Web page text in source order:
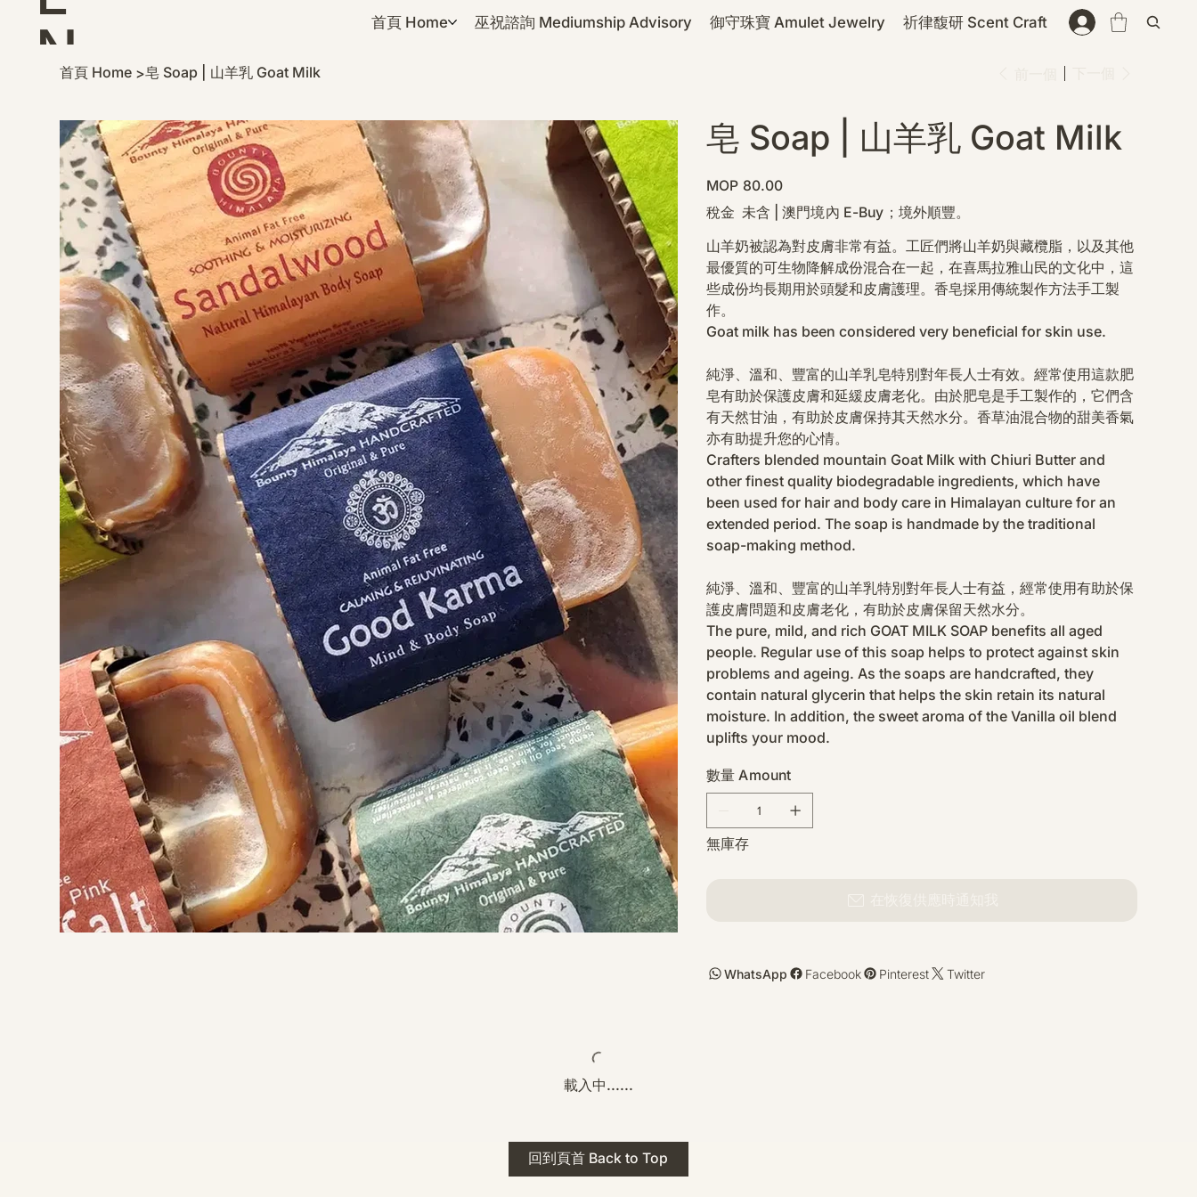
N
D
首頁 Home 巫祝諮詢 Mediumship Advisory 御守珠寶 Amulet Jewelry 祈律馥研 Scent Craft
首頁 Home >皂 Soap | 山羊乳 Goat Milk
皂 Soap | 山羊乳 Goat Milk
價
格
MOP 80.00
稅金 未含
澳門境內 E-Buy；境外順豐。
山羊奶被認為對皮膚非常有益。工匠們將山羊奶與藏欖脂，以及其他
最優質的可生物降解成份混合在一起，在喜馬拉雅山民的文化中，這
些成份均長期用於頭髮和皮膚護理。香皂採用傳統製作方法手工製
作。
Goat milk has been considered very beneficial for skin use.
純淨、溫和、豐富的山羊乳皂特別對年長人士有效。經常使用這款肥
皂有助於保護皮膚和延緩皮膚老化。由於肥皂是手工製作的，它們含
有天然甘油，有助於皮膚保持其天然水分。香草油混合物的甜美香氣
亦有助提升您的心情。
Crafters blended mountain Goat Milk with Chiuri Butter and
other finest quality biodegradable ingredients, which have
been used for hair and body care in Himalayan culture for an
extended period. The soap is handmade by the traditional
soap-making method.
純淨、溫和、豐富的山羊乳特別對年長人士有益，經常使用有助於保
護皮膚問題和皮膚老化，有助於皮膚保留天然水分。
The pure, mild, and rich GOAT MILK SOAP benefits all aged
people. Regular use of this soap helps to protect against skin
problems and ageing. As the soaps are handcrafted, they
contain natural glycerin that helps the skin retain its natural
moisture. In addition, the sweet aroma of the Vanilla oil blend
uplifts your mood.
數量 Amount
無庫存
Facebook
WhatsApp Twitter
Pinterest
載入中......
回到頁首 Back to Top